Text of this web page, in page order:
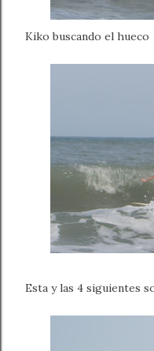
Kiko buscando el hueco
Esta y las 4 siguientes